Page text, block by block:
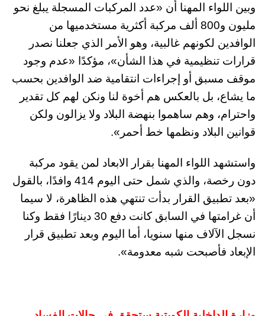
وبين اللواء المهنا أن «عدد المركبات المسجلة يبلغ نحو
مليون و800 ألف مركبة أكثرية مستخدميها من
الوافدين لكونهم غالبية، وهو الأمر الذي جعلنا نصدر
قرارات تنظيمية في هذا الشأن»، مؤكدًا «عدم وجود
موقف مسبق أو إجراءات انتقامية ضد الوافدين بحسب
ما يشاع، بل بالعكس هم أخوة لنا ونكن لهم كل تقدير
واحترام، وهم ساهموا بنهضة البلاد ولا يزالون ولكن
قوانين البلاد ونظمها خط أحمر».
واستشهد اللواء المهنا بقرار الابعاد لمن يقود مركبة
دون رخصة، والذي شمل حتى اليوم 414 وافدًا، بالقول
«بعد تطبيق القرار بدأت تنتهي هذه الظاهرة، لا سيما
أن غرامتها في السابق كانت دفع 30 دينارًا فقط وكنا
نسجل الآلاف منها سنويا، أما اليوم وبعد تطبيق قرار
الإبعاد فأصبحت شبه معدومة».